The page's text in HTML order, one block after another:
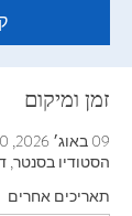
זמן ומיקום
09 באוג׳ 2026, 16:30 – 17:30 GMT‎+3‎
הסטודיו בסנטר,
תאריכים אחרים